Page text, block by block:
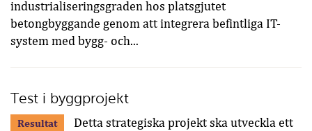
industrialiseringsgraden hos platsgjutet
betongbyggande genom att integrera befintliga IT-
system med bygg- och...
Test i byggprojekt
Resultat
Detta strategiska projekt ska utveckla ett